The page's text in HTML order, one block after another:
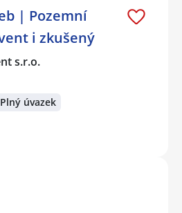
| Pozemní
i zkušený
s.r.o.
Plný úvazek